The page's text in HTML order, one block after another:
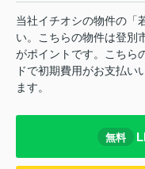
当社イチオシの物件の「
い。こちらの物件は登別
がポイントです。こちら
ドで初期費用がお支払い
ます。
無料